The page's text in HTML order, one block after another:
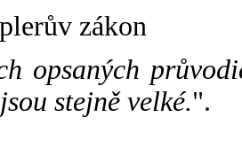
zákon
opsaných
stejně velké.".